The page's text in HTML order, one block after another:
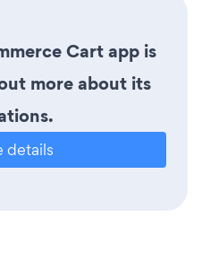
Cart app is
more about its
details